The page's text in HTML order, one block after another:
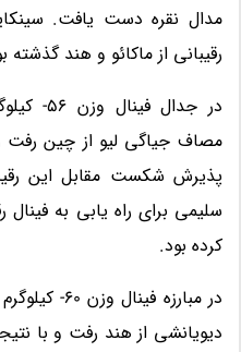
مدال نقره دست یافت.
رقیبانی از ماکائو و هند گذشته
در جدال
مصاف جیاگی لیو از چین رفت
پذیرش شکست مقابل این
سلیمی برای راه یابی به
کرده بود.
در مبارزه
دیویانشی از هند رفت و با